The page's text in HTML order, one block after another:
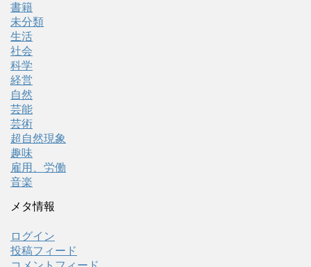
書籍
未分類
生活
社会
科学
経営
自然
芸能
芸術
超自然現象
趣味
雇用、労働
音楽
メタ情報
ログイン
投稿フィード